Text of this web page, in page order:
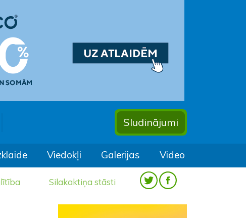
Sludinājumi
Viedokļi Galerijas Video
Silakaktiņa stāsti